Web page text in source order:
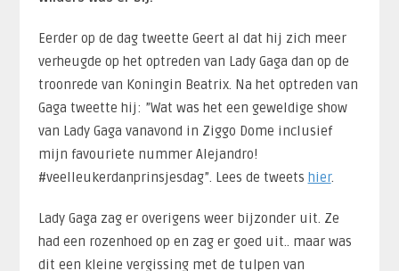
Eerder op de dag tweette Geert al dat hij zich meer
verheugde op het optreden van Lady Gaga dan op de
troonrede van Koningin Beatrix. Na het optreden van
Gaga tweette hij: ”Wat was het een geweldige show
van Lady Gaga vanavond in Ziggo Dome inclusief
mijn favouriete nummer Alejandro!
#veelleukerdanprinsjesdag”. Lees de tweets hier.
Lady Gaga zag er overigens weer bijzonder uit. Ze
had een rozenhoed op en zag er goed uit.. maar was
dit een kleine vergissing met de tulpen van